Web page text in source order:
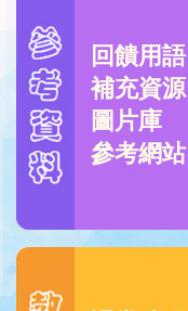
回饋用語
補充資源
圖片庫
參考網站